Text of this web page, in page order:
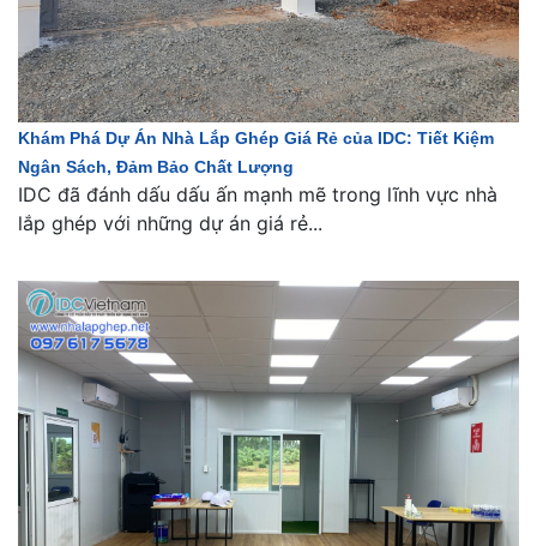
Khám Phá Dự Án Nhà Lắp Ghép Giá Rẻ của IDC: Tiết Kiệm
Ngân Sách, Đảm Bảo Chất Lượng
IDC đã đánh dấu dấu ấn mạnh mẽ trong lĩnh vực nhà
lắp ghép với những dự án giá rẻ...